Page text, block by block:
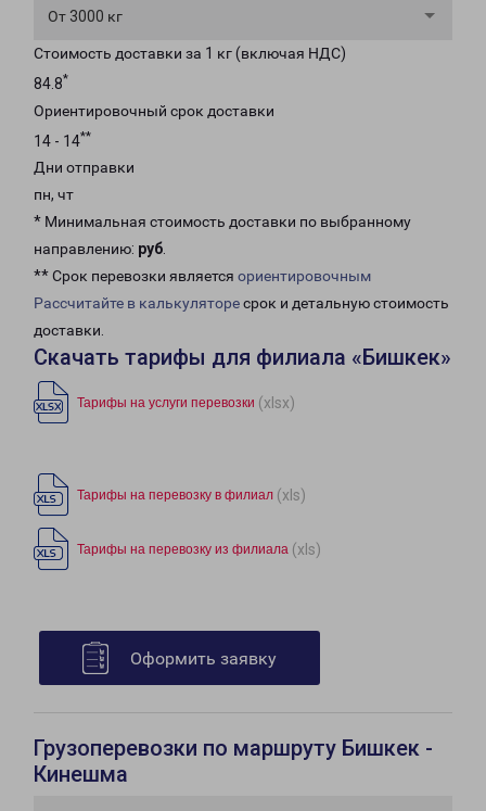
От 3000 кг
Стоимость доставки за 1 кг (включая НДС)
84.8*
Ориентировочный срок доставки
14 - 14**
Дни отправки
пн, чт
* Минимальная стоимость доставки по выбранному
направлению: руб.
** Срок перевозки является ориентировочным
Рассчитайте в калькуляторесрок и детальную стоимость
доставки.
Скачать тарифы для филиала «Бишкек»
Тарифы на услуги перевозки (xlsx)
Тарифы на перевозку в филиал (xls)
Тарифы на перевозку из филиала (xls)
Оформить заявку
Грузоперевозки по маршруту Бишкек -
Кинешма